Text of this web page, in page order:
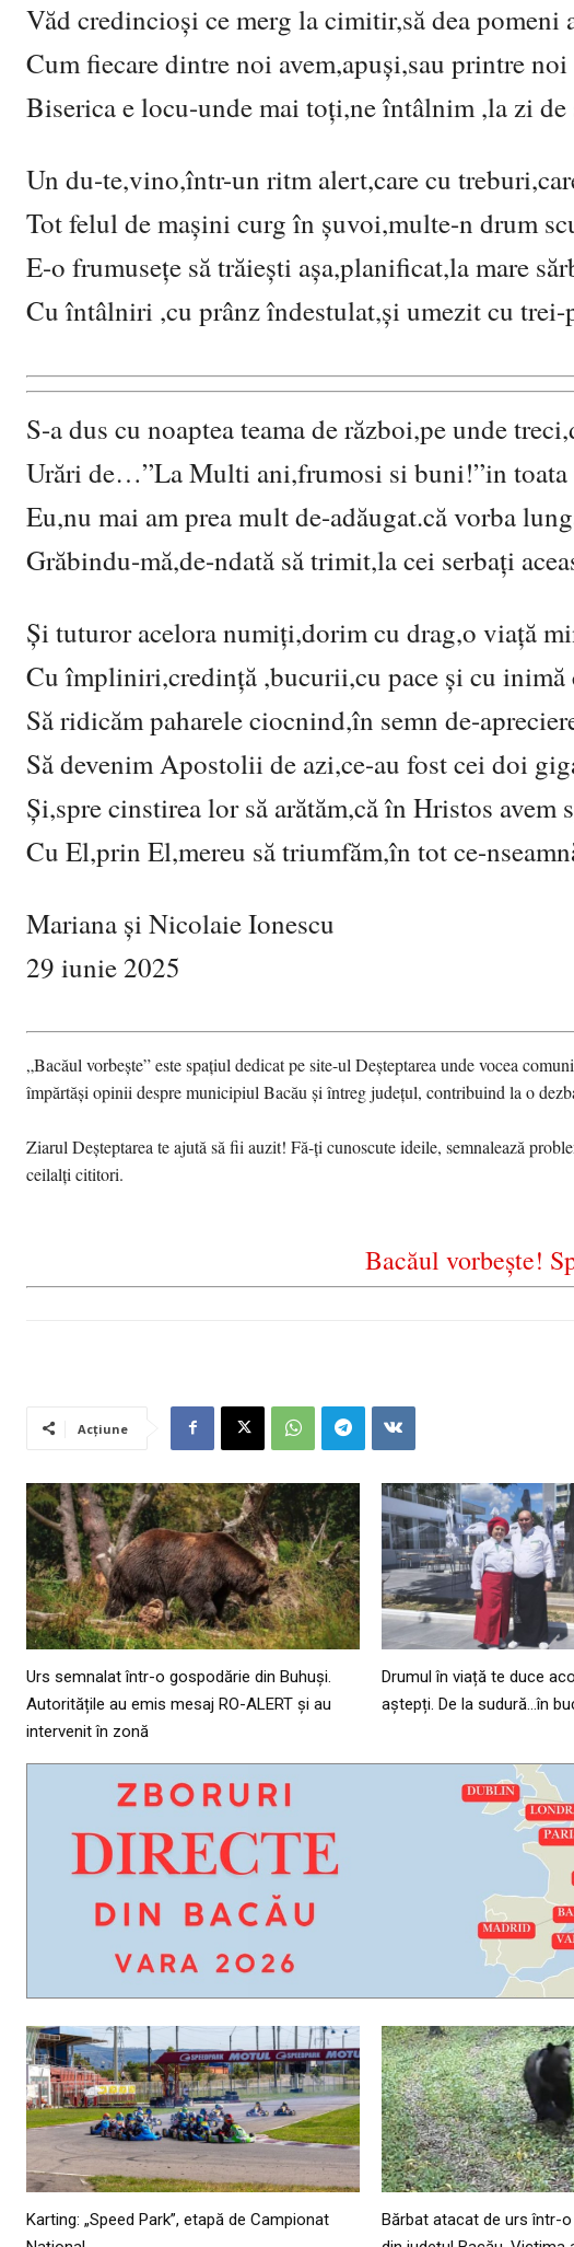
Văd credincioși ce merg la cimitir,să dea
Cum fiecare dintre noi avem,apuși,sau printre
Biserica e locu-unde mai toți,ne întâlnim ,la zi de
Un du-te,vino,într-un ritm alert,care cu
Tot felul de mașini curg în șuvoi,multe-n drum
E-o frumusețe să trăiești așa,planificat,la mare
Cu întâlniri ,cu prânz îndestulat,și umezit cu
S-a dus cu noaptea teama de război,pe unde
Urări de…”La Multi ani,frumosi si buni!”in toata
Eu,nu mai am prea mult de-adăugat.că vorba
Grăbindu-mă,de-ndată să trimit,la cei serbați
Și tuturor acelora numiți,dorim cu drag,o viață
Cu împliniri,credință ,bucurii,cu pace și cu inimă
Să ridicăm paharele ciocnind,în semn de-
Să devenim Apostolii de azi,ce-au fost cei doi
Și,spre cinstirea lor să arătăm,că în Hristos avem
Cu El,prin El,mereu să triumfăm,în tot ce-
Mariana și Nicolaie Ionescu
29 iunie 2025
„Bacăul vorbește” este spațiul dedicat pe site-ul Deșteptarea unde vocea
împărtăși opinii despre municipiul Bacău și întreg județul, contribuind la o
Ziarul Deșteptarea te ajută să fii auzit! Fă-ți cunoscute ideile, semnalează
ceilalți cititori.
Bacăul vorbește!
Acțiune
Urs semnalat într-o gospodărie din Buhuși.
Autoritățile au emis mesaj RO-ALERT și au
intervenit în zonă
Drumul în viață te duce
aștepți. De la sudură…în
Karting: „Speed Park”, etapă de Campionat
Bărbat atacat de urs într-